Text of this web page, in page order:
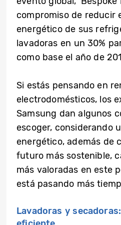
compromiso de reducir
energético de sus
lavadoras en un 30%
como base el año de
Si estás pensando en
electrodomésticos, los
Samsung dan algunos
escoger, considerando
energético, además de
futuro más sostenible,
más valoradas en este
está pasando más
Lavadoras y